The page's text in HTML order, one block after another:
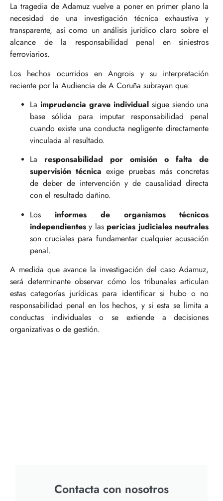
La tragedia de Adamuz vuelve a poner en primer plano la
necesidad de una investigación técnica exhaustiva y
transparente, así como un análisis jurídico claro sobre el
alcance de la responsabilidad penal en siniestros
ferroviarios.
Los hechos ocurridos en Angrois y su interpretación
reciente por la Audiencia de A Coruña subrayan que:
La imprudencia grave individualsigue siendo una
base sólida para imputar responsabilidad penal
cuando existe una conducta negligente directamente
vinculada al resultado.
La responsabilidad por omisión o falta de
supervisión técnica exige pruebas más concretas
de deber de intervención y de causalidad directa
con el resultado dañino.
Los informes de organismos técnicos
independientes y las pericias judiciales neutrales
son cruciales para fundamentar cualquier acusación
penal.
A medida que avance la investigación del caso Adamuz,
será determinante observar cómo los tribunales articulan
estas categorías jurídicas para identificar si hubo o no
responsabilidad penal en los hechos, y si esta se limita a
conductas individuales o se extiende a decisiones
organizativas o de gestión.
Contacta con nosotros